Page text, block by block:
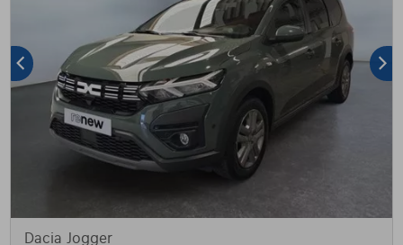
Dacia Jogger